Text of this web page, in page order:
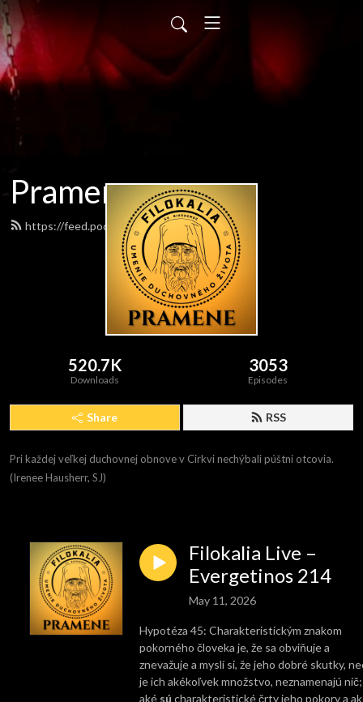
Pramene
https://feed.podbean.com/pramene/feed.xml
520.7K
Downloads
3053
Episodes
Share RSS
Pri každej veľkej duchovnej obnove v Cirkvi nechýbali púštni otcovia.
(Irenee Hausherr, SJ)
Filokalia Live –
Evergetinos 214
May 11, 2026
Hypotéza 45: Charakteristickým znakom
pokorného človeka je, že sa obviňuje a
znevažuje a myslí si, že jeho dobré skutky,
je ich akékoľvek množstvo, neznamenajú nič;
aké sú charakteristické črty jeho pokory a